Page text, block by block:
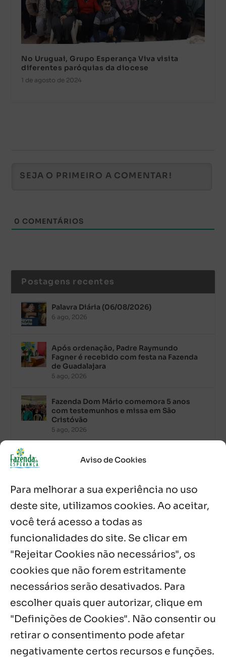
Aviso de Cookies
Para melhorar a sua experiência no uso
deste site, utilizamos cookies. Ao aceitar,
você terá acesso a todas as
funcionalidades do site. Se clicar em
"Rejeitar Cookies não necessários", os
cookies que não forem estritamente
necessários serão desativados. Para
escolher quais quer autorizar, clique em
"Definições de Cookies". Não consentir ou
retirar o consentimento pode afetar
negativamente certos recursos e funções.
No Uruguai, Grupo Esperança Viva visita
diferentes paróquias da diocese
1 de agosto de 2024
0 COMENTÁRIOS
Postagens recentes
Palavra Diária (06/08/2026)
6 ago, 2026
Após ordenação, Padre Raymundo
Fagner é recebido com festa na Fazenda
de Guadalajara
5 ago, 2026
Fazenda Dom Mário comemora 5 anos
com testemunhos e missa em São
Cristóvão
5 ago, 2026
Palavra Diária (05/08/2026)
5 ago, 2026
Palavra Diária (04/08/2026)
4 ago, 2026
Palavra de Vida (Agosto de 2026)
Notícias por Categoria